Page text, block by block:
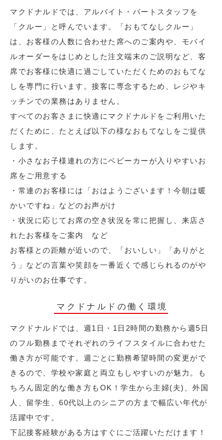
マクドナルドでは、アルバイト・パートスタッフを
「クルー」と呼んでいます。「おもてなしクルー」
は、お客様の人数に合わせた席へのご案内や、モバイ
ルオーダーをはじめとした注文端末のご説明など、客
席でお客様に快適に過ごしていただくためのおもてな
しを専門に行います。接客に専念するため、レジやキ
ッチンでの業務はありません。
すべてのお客さまに快適にマクドナルドをご利用いた
だくために、たとえば以下の様なおもてなしをご提供
します。
・小さなお子様連れの方にベビーカーが入りやすいお
席をご用意する
・常連のお客様には「おはようございます！今朝は暖
かいですね」などのお声がけ
・状況に応じてお席の空き状況を常に把握し、来店さ
れたお客様をご案内 など
お客様との距離が近いので、「おいしい」「ありがと
う」などの言葉や笑顔を一番近くで感じられるのがや
りがいのお仕事です。
マクドナルドの働く環境
マクドナルドでは、週1日・1日2時間の勤務から週5日
のフル勤務までそれぞれのライフスタイルに合わせた
働き方が可能です。週ごとに勤務希望時間の変更がで
きるので、学校や家庭と両立もしやすいのが魅力。も
ちろん固定的な働き方もOK！学生から主婦(夫)、外国
人、留学生、60代以上のシニアの方まで幅広い年代が
活躍中です。
下記接客経験がある方はすぐにご活躍いただけます！